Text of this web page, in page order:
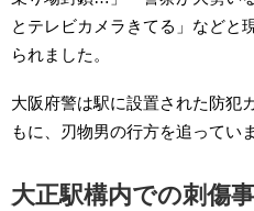
とテレビカメラきてる」などと
られました。
大阪府警は駅に設置された防犯
もに、刃物男の行方を追っていま
大正駅構内での刺傷